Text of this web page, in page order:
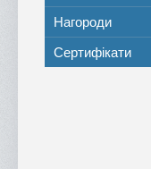
Нагороди
Сертифікати